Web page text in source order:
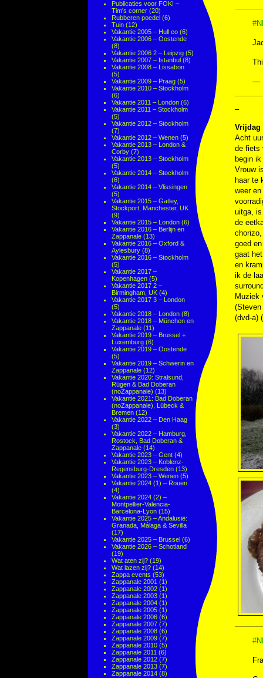
Publicaties voor FOK! –
Tim's corner (20)
Rubberen poedel (6)
Tuin (12)
Vakantie 2005 – Hull eo (6)
Vakantie 2006 – Oostende
(8)
Vakantie 2006 2 – Leipzig (5)
Vakantie 2007 – Istanbul (8)
Vakantie 2008 – Lissabon
(5)
Vakantie 2009 – Praag (5)
Vakantie 2010 – Stockholm
(6)
Vakantie 2011 – London (6)
Vakantie 2011 – Stockholm
(5)
Vakantie 2012 – Stockholm
(7)
Vakantie 2012 – Wenen (5)
Vakantie 2013 – London &
Corby (7)
Vakantie 2013 – Stockholm
(5)
Vakantie 2014 – Stockholm
(6)
Vakantie 2014 – Vlissingen
(5)
Vakantie 2015 – Gatley,
Stockport, Manchester, UK
(9)
Vakantie 2015 – London (6)
Vakantie 2016 – Berlijn en
Zappanale (13)
Vakantie 2016 – Oxford &
Aylesbury (8)
Vakantie 2016 – Stockholm
(5)
Vakantie 2017 –
Kopenhagen (5)
Vakantie 2017 2 –
Birmingham, UK (4)
Vakantie 2017 3 – London
(5)
Vakantie 2018 – London (8)
Vakantie 2018 – München en
Zappanale (11)
Vakantie 2019 – Brussel +
Luxemburg (6)
Vakantie 2019 – Oostende
(5)
Vakantie 2019 – Schwerin en
Zappanale (12)
Vakantie 2020: Stralsund,
Rügen & Bad Doberan
(noZappanale) (13)
Vakantie 2021: Bad Doberan
(noZappanale), Lübeck &
Bremen (12)
Vakantie 2022 – Den Haag
(3)
Vakantie 2022 – Hamburg,
Rostock, Bad Doberan &
Zappanale (14)
Vakantie 2023 – Gent (4)
Vakantie 2023 – Koblenz-
Regensburg-Dresden (13)
Vakantie 2023 – Wenen (5)
Vakantie 2024 (1) – Rouen
(4)
Vakantie 2024 (2) –
Montpellier-Valencia-
Barcelona-Lyon (15)
Vakantie 2025 – Andalusië:
Granada, Málaga & Sevilla
(17)
Vakantie 2025 – Brussel (6)
Vakantie 2026 – Schotland
(19)
Wat aten zij? (19)
Wat lazen zij? (14)
Zappa events (53)
Zappanale 2001 (1)
Zappanale 2002 (1)
Zappanale 2003 (1)
Zappanale 2004 (1)
Zappanale 2005 (1)
Zappanale 2006 (6)
Zappanale 2007 (7)
Zappanale 2008 (6)
Zappanale 2009 (7)
Zappanale 2010 (5)
Zappanale 2011 (6)
Zappanale 2012 (7)
Zappanale 2013 (7)
Zappanale 2014 (8)
—
–
Vrijdag
Acht
de fiets
begin
Vrouw
haar te
weer
uitga,
de
goed
gaat
en
ik de
Muziek
(dvd-a)